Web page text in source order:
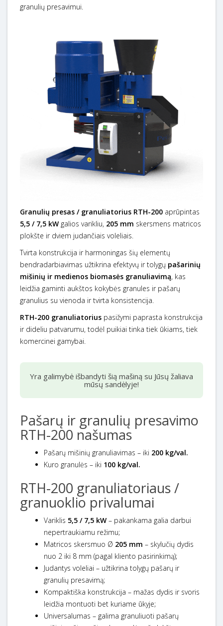
granulių presavimui.
Granulių presas / granuliatorius RTH-200 aprūpintas
5,5 / 7,5 kW galios varikliu, 205 mm skersmens matricos
plokšte ir dviem judančiais voleliais.
Tvirta konstrukcija ir harmoningas šių elementų
bendradarbiavimas užtikrina efektyvų ir tolygų pašarinių
mišinių ir medienos biomasės granuliavimą, kas
leidžia gaminti aukštos kokybės granules ir pašarų
granulius su vienoda ir tvirta konsistencija.
RTH-200 granuliatorius pasižymi paprasta konstrukcija
ir dideliu patvarumu, todėl puikiai tinka tiek ūkiams, tiek
komercinei gamybai.
Yra galimybė išbandyti šią mašiną su Jūsų žaliava
mūsų sandėlyje!
Pašarų ir granulių presavimo
RTH-200 našumas
Pašarų mišinių granuliavimas – iki 200 kg/val.
Kuro granulės – iki 100 kg/val.
RTH-200 granuliatoriaus /
granuoklio privalumai
Variklis 5,5 / 7,5 kW – pakankama galia darbui
nepertraukiamu režimu;
Matricos skersmuo Ø 205 mm – skylučių dydis
nuo 2 iki 8 mm (pagal kliento pasirinkimą);
Judantys voleliai – užtikrina tolygų pašarų ir
granulių presavimą;
Kompaktiška konstrukcija – mažas dydis ir svoris
leidžia montuoti bet kuriame ūkyje;
Universalumas – galima granuliuoti pašarų